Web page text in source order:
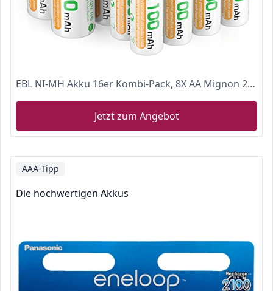
EBL NI-MH Akku 16er Kombi-Pack, 8X AA Mignon 2300mAh + 8X AAA Micro 800mAh, 1200 Ladezyklen
Jetzt zum Angebot
AAA-Tipp
Die hochwertigen Akkus